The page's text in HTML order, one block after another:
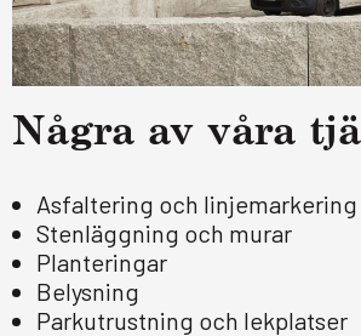
Några av våra
Asfaltering och linjemarkering
Stenläggning och murar
Planteringar
Belysning
Parkutrustning och lekplatser